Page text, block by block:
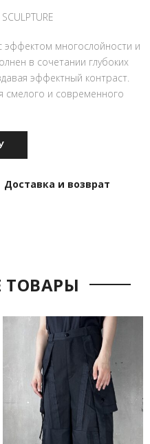
эффектом многослойности и
в сочетании глубоких
эффектный контраст.
смелого и современного
Доставка и возврат